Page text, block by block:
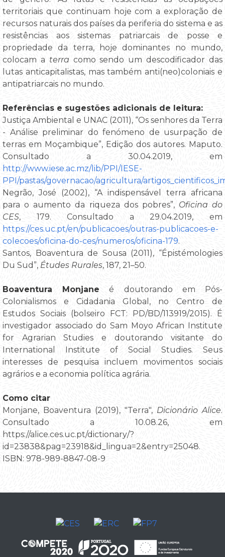
territoriais que continuam hoje com a exploração de
recursos naturais dos países da periferia do sistema e as
resistências aos sistemas patriarcais de posse e
propriedade da terra, hoje dominantes no mundo,
colocam a terra como sendo um descodificador das
lutas anticapitalistas, mas também anti(neo)coloniais e
antipatriarcais no mundo.
Referências e sugestões adicionais de leitura:
Justiça Ambiental e UNAC (2011), “Os senhores da Terra
- Análise preliminar do fenómeno de usurpação de
terras em Moçambique”, Edição dos autores. Maputo.
Consultado a 30.04.2019, em
http://www.iese.ac.mz/lib/PPI/IESE-
PPI/pastas/governacao/agricultura/
Negrão, José (2002), “A indispensável terra africana
para o aumento da riqueza dos pobres”, Oficina do
CES, 179. Consultado a 29.04.2019, em
https://ces.uc.pt/en/publicacoes/outras-publicacoes-e-
colecoes/oficina-do-ces/numeros/oficina-179.
Santos, Boaventura de Sousa (2011), “Épistémologies
Du Sud”, Études Rurales, 187, 21–50.
Boaventura Monjane é doutorando em Pós-
Colonialismos e Cidadania Global, no Centro de
Estudos Sociais (bolseiro FCT: PD/BD/113919/2015). É
investigador associado do Sam Moyo African Institute
for Agrarian Studies e doutorando visitante do
International Institute of Social Studies. Seus
interesses de pesquisa incluem movimentos sociais
agrários e a economia política agrária.
Como citar
Monjane, Boaventura (2019), "Terra", Dicionário Alice.
Consultado a 10.08.26, em
https://alice.ces.uc.pt/dictionary/?
id=23838&pag=23918&id_lingua=2&entry=25048.
ISBN: 978-989-8847-08-9